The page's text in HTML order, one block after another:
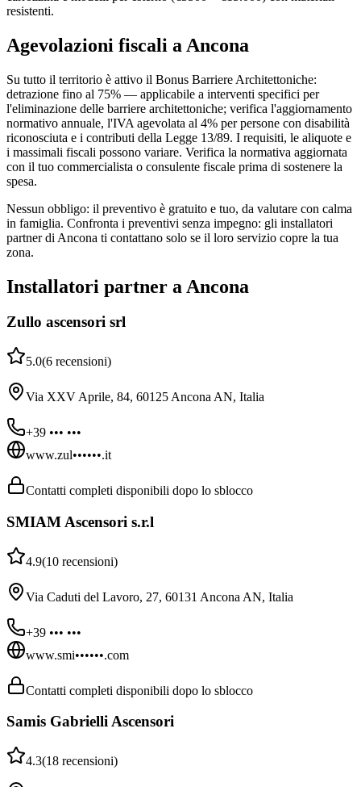
resistenti.
Agevolazioni fiscali a Ancona
Su tutto il territorio è attivo il Bonus Barriere Architettoniche:
detrazione fino al 75% — applicabile a interventi specifici per
l'eliminazione delle barriere architettoniche; verifica l'aggiornamento
normativo annuale, l'IVA agevolata al 4% per persone con disabilità
riconosciuta e i contributi della Legge 13/89. I requisiti, le aliquote e
i massimali fiscali possono variare. Verifica la normativa aggiornata
con il tuo commercialista o consulente fiscale prima di sostenere la
spesa.
Nessun obbligo: il preventivo è gratuito e tuo, da valutare con calma
in famiglia. Confronta i preventivi senza impegno: gli installatori
partner di Ancona ti contattano solo se il loro servizio copre la tua
zona.
Installatori partner a Ancona
Zullo ascensori srl
5.0(6 recensioni)
Via XXV Aprile, 84, 60125 Ancona AN, Italia
+39 ••• •••
www.zul••••••.it
Contatti completi disponibili dopo lo sblocco
SMIAM Ascensori s.r.l
4.9(10 recensioni)
Via Caduti del Lavoro, 27, 60131 Ancona AN, Italia
+39 ••• •••
www.smi••••••.com
Contatti completi disponibili dopo lo sblocco
Samis Gabrielli Ascensori
4.3(18 recensioni)